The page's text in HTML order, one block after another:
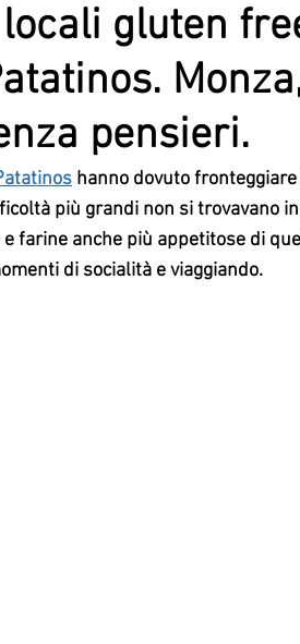
gluten
pensieri.
hanno dovuto
più grandi non si trovavano
farine anche più appetitose di
di socialità e viaggiando.